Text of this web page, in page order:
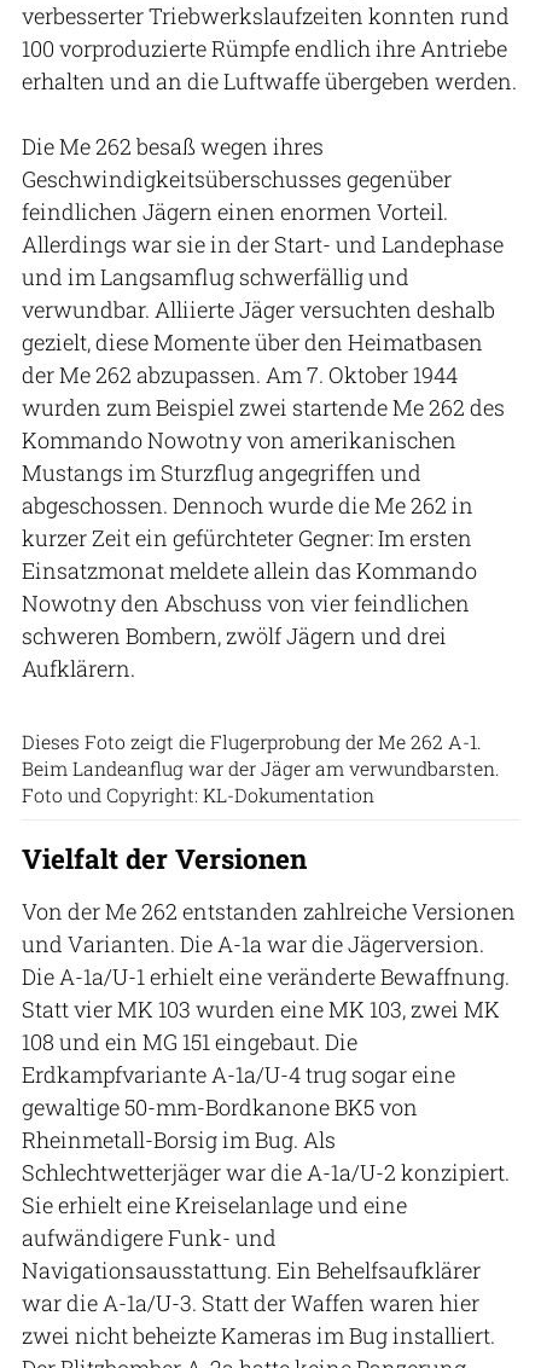
verbesserter Triebwerkslaufzeiten konnten rund
100 vorproduzierte Rümpfe endlich ihre Antriebe
erhalten und an die Luftwaffe übergeben werden.
Die Me 262 besaß wegen ihres
Geschwindigkeitsüberschusses gegenüber
feindlichen Jägern einen enormen Vorteil.
Allerdings war sie in der Start- und Landephase
und im Langsamflug schwerfällig und
verwundbar. Alliierte Jäger versuchten deshalb
gezielt, diese Momente über den Heimatbasen
der Me 262 abzupassen. Am 7. Oktober 1944
wurden zum Beispiel zwei startende Me 262 des
Kommando Nowotny von amerikanischen
Mustangs im Sturzflug angegriffen und
abgeschossen. Dennoch wurde die Me 262 in
kurzer Zeit ein gefürchteter Gegner: Im ersten
Einsatzmonat meldete allein das Kommando
Nowotny den Abschuss von vier feindlichen
schweren Bombern, zwölf Jägern und drei
Aufklärern.
Dieses Foto zeigt die Flugerprobung der Me 262 A-1.
Beim Landeanflug war der Jäger am verwundbarsten.
Foto und Copyright: KL-Dokumentation
Vielfalt der Versionen
Von der Me 262 entstanden zahlreiche Versionen
und Varianten. Die A-1a war die Jägerversion.
Die A-1a/U-1 erhielt eine veränderte Bewaffnung.
Statt vier MK 103 wurden eine MK 103, zwei MK
108 und ein MG 151 eingebaut. Die
Erdkampfvariante A-1a/U-4 trug sogar eine
gewaltige 50-mm-Bordkanone BK5 von
Rheinmetall-Borsig im Bug. Als
Schlechtwetterjäger war die A-1a/U-2 konzipiert.
Sie erhielt eine Kreiselanlage und eine
aufwändigere Funk- und
Navigationsausstattung. Ein Behelfsaufklärer
war die A-1a/U-3. Statt der Waffen waren hier
zwei nicht beheizte Kameras im Bug installiert.